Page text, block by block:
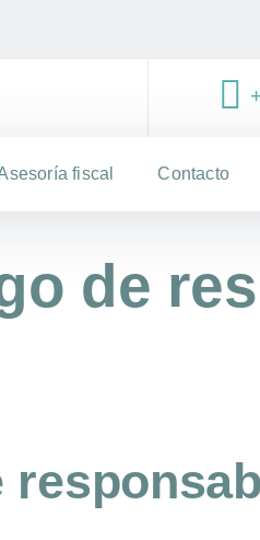
fiscal Contacto
de